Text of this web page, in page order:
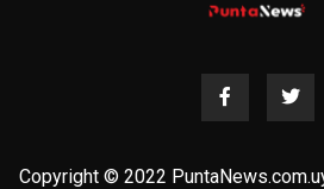
Copyright © 2022